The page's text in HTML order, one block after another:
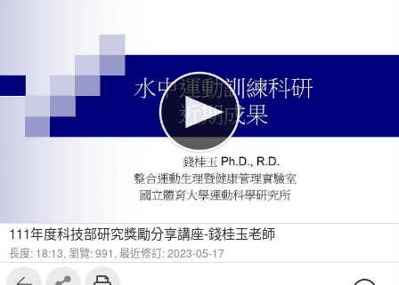
111年度科技部研究獎勵分享講座-錢桂玉老師
長度: 18:13, 瀏覽: 991, 最近修訂: 2023-05-17